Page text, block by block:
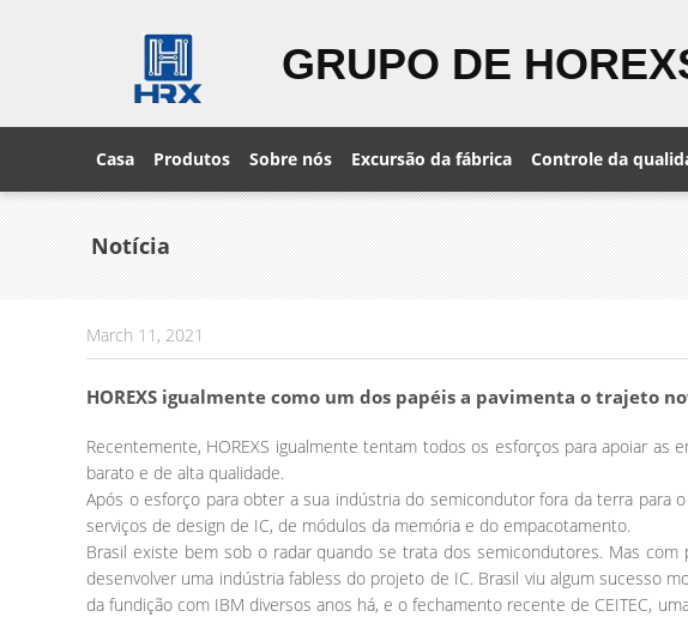
GRUPO DE
Casa Produtos Sobre nós Excursão da fábrica Controle da
Notícia
March 11, 2021
HOREXS igualmente como um dos papéis a pavimenta o trajeto
Recentemente, HOREXS igualmente tentam todos os esforços para apoiar
barato e de alta qualidade.
Após o esforço para obter a sua indústria do semicondutor fora da terra
serviços de design de IC, de módulos da memória e do empacotamento.
Brasil existe bem sob o radar quando se trata dos semicondutores. Mas
desenvolver uma indústria fabless do projeto de IC. Brasil viu algum sucesso
da fundição com IBM diversos anos há, e o fechamento recente de CEITEC,